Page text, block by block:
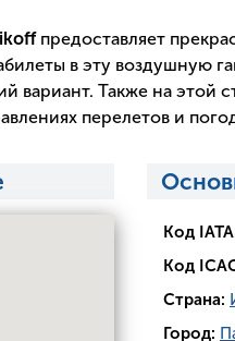
предоставляет
в эту воздушную
вариант. Также на этой
перелетов и
Код
Код
Страна:
Город: